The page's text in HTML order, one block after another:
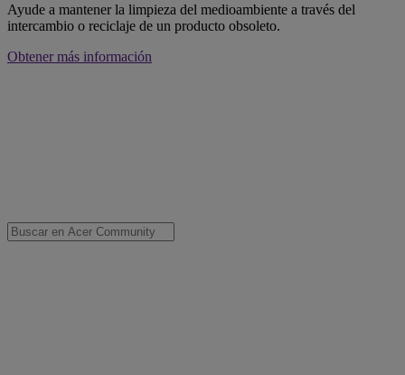
Ayude a mantener la limpieza del medioambiente a través del
intercambio o reciclaje de un producto obsoleto.
Obtener más información